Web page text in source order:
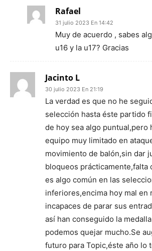
Rafael
31 julio 2023 En 14:42
Muy de acuerdo , sabes
u16 y la u17? Gracias
Jacinto L
30 julio 2023 En 21:19
La verdad es que no he
selección hasta éste partido
de hoy sea algo puntual,pero
equipo muy limitado en
movimiento de balón,sin dar
bloqueos prácticamente,falta
es algo común en las
inferiores,encima hoy mal en
incapaces de parar sus
así han conseguido la
podemos quejar mucho.Se
futuro para Topic,éste año lo